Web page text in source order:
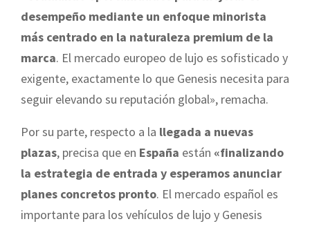
desempeño mediante un enfoque minorista
más centrado en la naturaleza premium de la
marca. El mercado europeo de lujo es sofisticado y
exigente, exactamente lo que Genesis necesita para
seguir elevando su reputación global», remacha.
Por su parte, respecto a la llegada a nuevas
plazas, precisa que en España están «finalizando
la estrategia de entrada y esperamos anunciar
planes concretos pronto. El mercado español es
importante para los vehículos de lujo y Genesis